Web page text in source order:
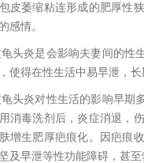
皮萎缩粘连形成的肥厚性
感情。
头炎是会影响夫妻间的性
使得在性生活中易早泄，长
头炎对性生活的影响早期
消毒洗剂后，炎症消退，
增生肥厚疤痕化。因疤痕
及早泄等性功能障碍，甚至